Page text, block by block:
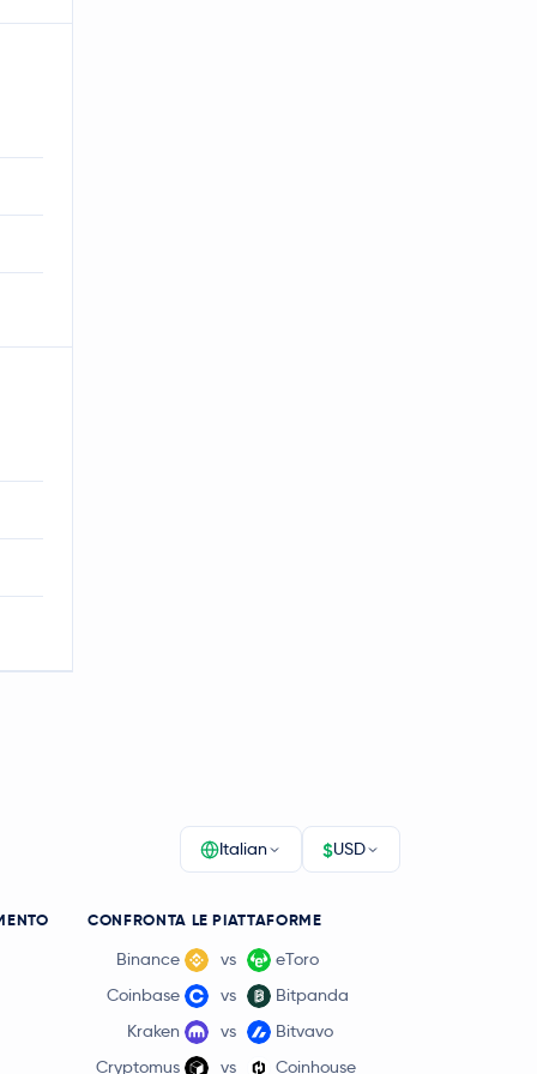
Italian $USD
CONFRONTA LE PIATTAFORME
Binance vs
eToro
Coinbase
vs
Bitpanda
Kraken
vs
Bitvavo
Cryptomus
vs Coinhouse